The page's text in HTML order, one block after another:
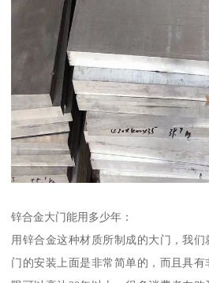
锌合金大门能用多少年：
用锌合金这种材质所制成的大门，我
门的安装上面是非常简单的，而且具